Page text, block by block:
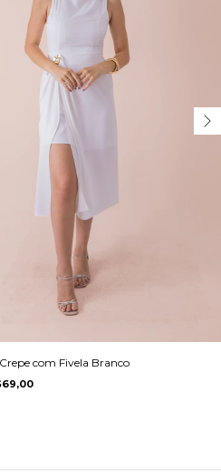
com Fivela Branco